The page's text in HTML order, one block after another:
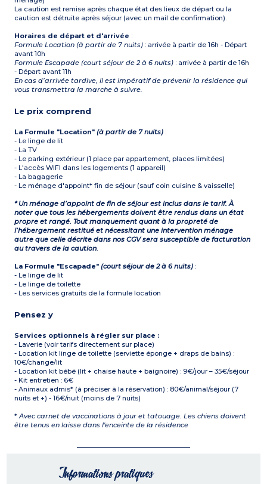
La caution est remise après chaque état des lieux de départ ou la
caution est détruite après séjour (avec un mail de confirmation).
Horaires de départ et d'arrivée :
Formule Location (à partir de 7 nuits) : arrivée à partir de 16h - Départ
avant 10h
Formule Escapade (court séjour de 2 à 6 nuits) : arrivée à partir de 16h
- Départ avant 11h
En cas d’arrivée tardive, il est impératif de prévenir la résidence qui
vous transmettra la marche à suivre.
Le prix comprend
La Formule "Location"(à partir de 7 nuits) :
- Le linge de lit
- La TV
- Le parking extérieur (1 place par appartement, places limitées)
- L'accès WIFI dans les logements (1 appareil)
- La bagagerie
- Le ménage d'appoint* fin de séjour (sauf coin cuisine & vaisselle)
* Un ménage d’appoint de fin de séjour est inclus dans le tarif. À
noter que tous les hébergements doivent être rendus dans un état
propre et rangé. Tout manquement quant à la propreté de
l’hébergement restitué et nécessitant une intervention ménage
autre que celle décrite dans nos CGV sera susceptible de facturation
au travers de la caution.
La Formule "Escapade"(court séjour de 2 à 6 nuits) :
- Le linge de lit
- Le linge de toilette
- Les services gratuits de la formule location
Pensez y
Services optionnels à régler sur place :
- Laverie (voir tarifs directement sur place)
- Location kit linge de toilette (serviette éponge + draps de bains) :
10€/change/lit
- Location kit bébé (lit + chaise haute + baignoire) : 9€/jour – 35€/séjour
- Kit entretien : 6€
- Animaux admis* (à préciser à la réservation) : 80€/animal/séjour (7
nuits et +) - 16€/nuit (moins de 7 nuits)
*Avec carnet de vaccinations à jour et tatouage. Les chiens doivent
être tenus en laisse dans l'enceinte de la résidence
Informations pratiques